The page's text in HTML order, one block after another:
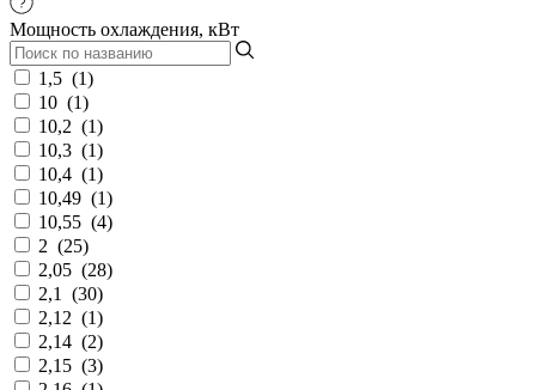
Мощность охлаждения, кВт
1,5 (1)
10 (1)
10,2 (1)
10,3 (1)
10,4 (1)
10,49 (1)
10,55 (4)
2 (25)
2,05 (28)
2,1
(30)
2,12 (1)
2,14 (2)
2,15 (3)